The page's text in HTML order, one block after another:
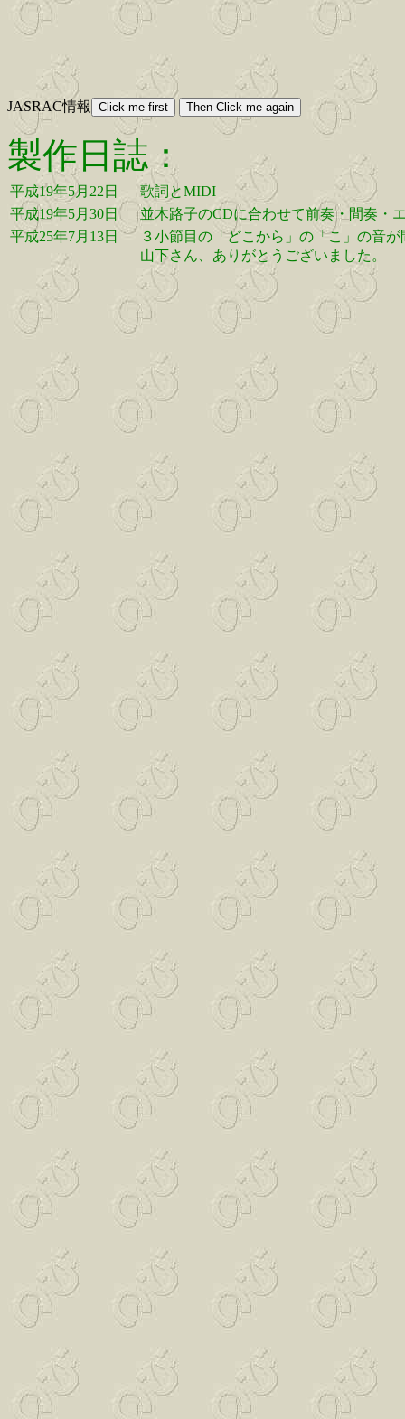
JASRAC情報
製作日誌：
平成19年5月22日
歌詞とMIDI
平成19年5月30日
並木路子のCDに合わせて前奏・間奏・
平成25年7月13日
３小節目の「どこから」の「こ」の音
山下さん、ありがとうございました。